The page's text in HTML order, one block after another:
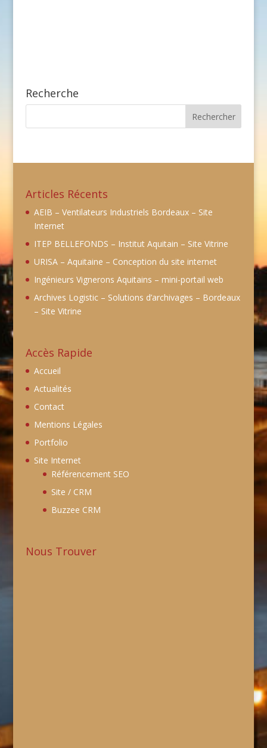
Recherche
Articles Récents
AEIB – Ventilateurs Industriels Bordeaux – Site
Internet
ITEP BELLEFONDS – Institut Aquitain – Site Vitrine
URISA – Aquitaine – Conception du site internet
Ingénieurs Vignerons Aquitains – mini-portail web
Archives Logistic – Solutions d’archivages – Bordeaux
– Site Vitrine
Accès Rapide
Accueil
Actualités
Contact
Mentions Légales
Portfolio
Site Internet
Référencement SEO
Site / CRM
Buzzee CRM
Nous Trouver